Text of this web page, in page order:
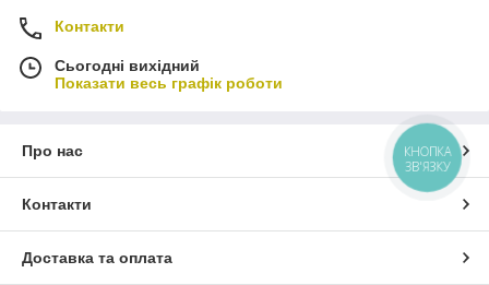
Контакти
Сьогодні вихідний
Показати весь графік роботи
Про нас
Контакти
Доставка та оплата
КНОПКА
ЗВ'ЯЗКУ